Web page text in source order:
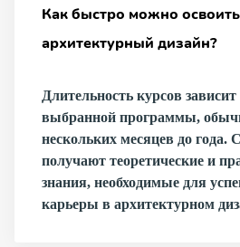
Как быстро можно освоить
архитектурный дизайн?
Длительность курсов зависит
выбранной программы,
нескольких месяцев до года.
получают теоретические и
знания, необходимые для
карьеры в архитектурном